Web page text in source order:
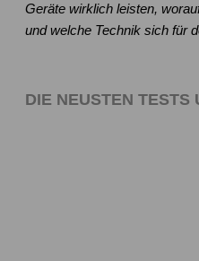
Geräte wirklich leisten,
und welche Technik sich für
DIE NEUSTEN TESTS